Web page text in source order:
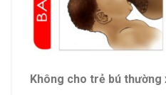
Không cho trẻ bú thường